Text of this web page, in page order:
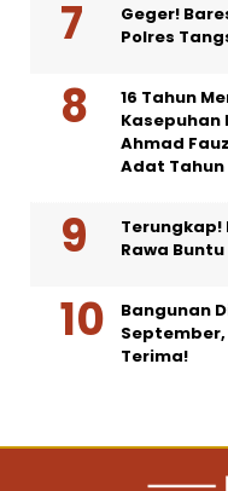
Geger!
Polres
16 Tahun
Kasepuhan
Ahmad
Adat Tahun
Terungkap!
Rawa
Bangunan
Terima!